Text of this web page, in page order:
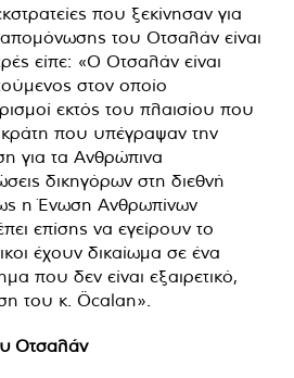
που ξεκίνησαν για
απομόνωσης του Οτσαλάν είναι
είπε: «Ο Οτσαλάν είναι
στον οποίο
εκτός του πλαισίου που
κράτη που υπέγραψαν την
για τα Ανθρώπινα
δικηγόρων στη διεθνή
η Ένωση Ανθρωπίνων
επίσης να εγείρουν το
έχουν δικαίωμα σε ένα
που δεν είναι εξαιρετικό,
του κ. Öcalan».
Οτσαλάν